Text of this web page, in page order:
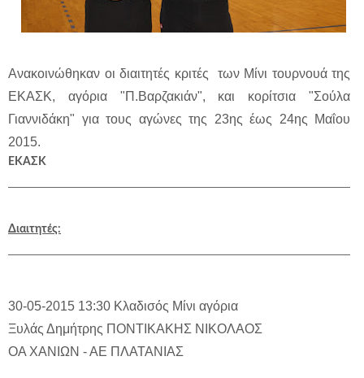
Ανακοινώθηκαν οι διαιτητές κριτές των Μίνι τουρνουά της
ΕΚΑΣΚ, αγόρια "Π.Βαρζακιάν", και κορίτσια "Σούλα
Γιαννιδάκη" για τους αγώνες της 23ης έως 24ης Μαΐου
2015.
ΕΚΑΣΚ
Διαιτητές:
30-05-2015 13:30 Κλαδισός Μίνι αγόρια
Ξυλάς Δημήτρης ΠΟΝΤΙΚΑΚΗΣ ΝΙΚΟΛΑΟΣ
ΟΑ ΧΑΝΙΩΝ - ΑΕ ΠΛΑΤΑΝΙΑΣ